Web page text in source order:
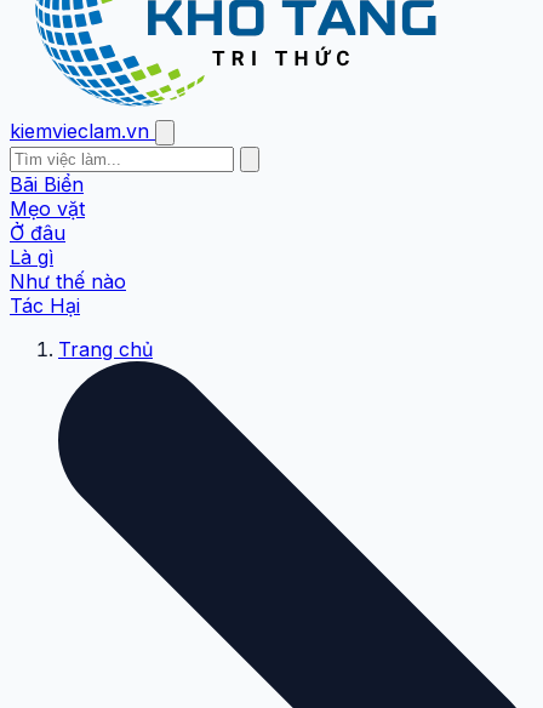
kiemvieclam.vn
Bãi Biển
Mẹo vặt
Ở đâu
Là gì
Như thế nào
Tác Hại
Trang chủ